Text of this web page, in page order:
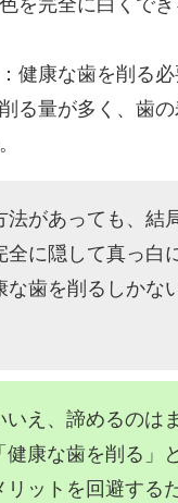
：健康な歯を削る必
る量が多く、 歯の
があっても、結局
全に隠して真っ白
な歯を削るしかな
いえ、諦めるのは
「健康な歯を削る」
リットを回避する